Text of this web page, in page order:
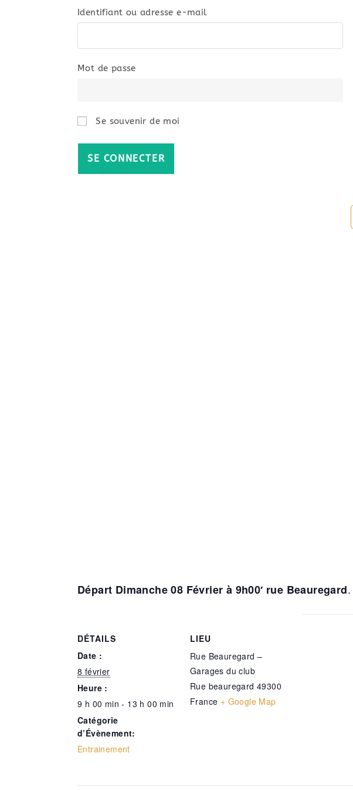
Identifiant ou adresse e-mail
Mot de passe
Se souvenir de moi
Départ Dimanche 08 Février à 9h00′ rue Beauregard.
DÉTAILS
Date :
8 février
Heure :
9 h 00 min - 13 h 00 min
Catégorie
d’Évènement:
Entrainement
LIEU
Rue Beauregard –
Garages du club
Rue beauregard 49300
France + Google Map